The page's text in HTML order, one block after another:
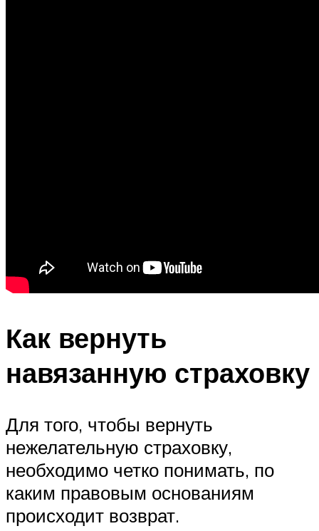
Как вернуть
навязанную страховку
Для того, чтобы вернуть
нежелательную страховку,
необходимо четко понимать, по
каким правовым основаниям
происходит возврат.